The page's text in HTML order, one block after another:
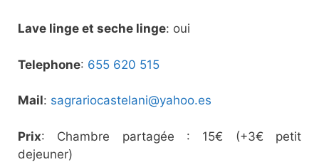
Lave linge et seche linge: oui
Telephone: 655 620 515
Mail: sagrariocastelani@yahoo.es
Prix: Chambre partagée : 15€ (+3€ petit
dejeuner)